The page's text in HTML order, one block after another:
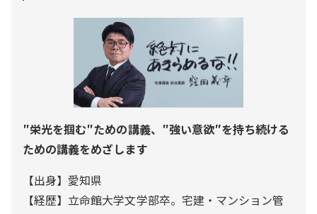
″栄光を掴む″ための講義、″強い意欲″を持ち続ける
ための講義をめざします
【出身】愛知県
【経歴】立命館大学文学部卒。宅建・マンション管